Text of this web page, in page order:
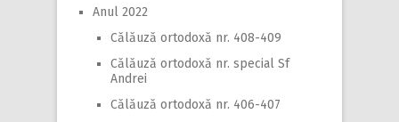
Anul 2022
Călăuză ortodoxă nr. 408-409
Călăuză ortodoxă nr. special Sf
Andrei
Călăuză ortodoxă nr. 406-407